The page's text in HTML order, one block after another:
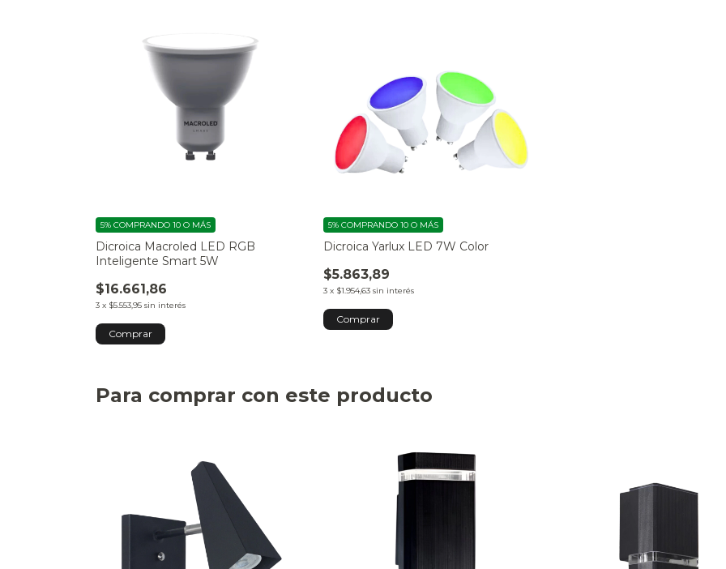
Dicroica Macroled LED RGB
Inteligente Smart 5W
$16.661,86
3 x $5.553,95 sin interés
5% COMPRANDO 10 O MÁS
Dicroica Yarlux LED 7W Color
$5.863,89
3 x $1.954,63 sin interés
5% COMPRANDO 10 O MÁS
Comprar
Para comprar con este producto